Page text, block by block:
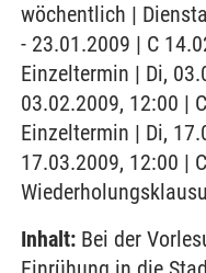
wöchentlich |
- 23.01.2009 | C
Einzeltermin | Di,
03.02.2009, 12:00 |
Einzeltermin | Di,
17.03.2009, 12:00 |
Inhalt: Bei der